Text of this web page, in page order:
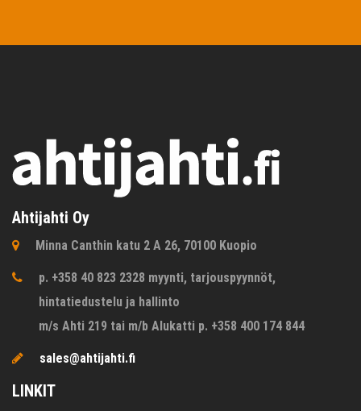
Ahtijahti Oy
Minna Canthin katu 2 A 26, 70100 Kuopio
p. +358 40 823 2328 myynti, tarjouspyynnöt,
hintatiedustelu ja hallinto
m/s Ahti 219 tai m/b Alukatti p. +358 400 174 844
sales@ahtijahti.fi
LINKIT